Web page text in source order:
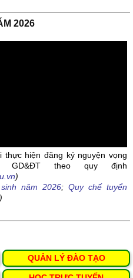
2026
hiện đăng ký nguyện vọng
theo quy định
)
năm 2026; Quy chế tuyển
)
QUẢN LÝ ĐÀO TẠO